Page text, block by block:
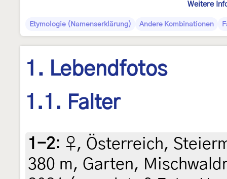
Weitere
Etymologie (Namenserklärung) Andere Kombinationen
1. Lebendfotos
1.1. Falter
1-2: ♀, Österreich,
380 m, Garten,